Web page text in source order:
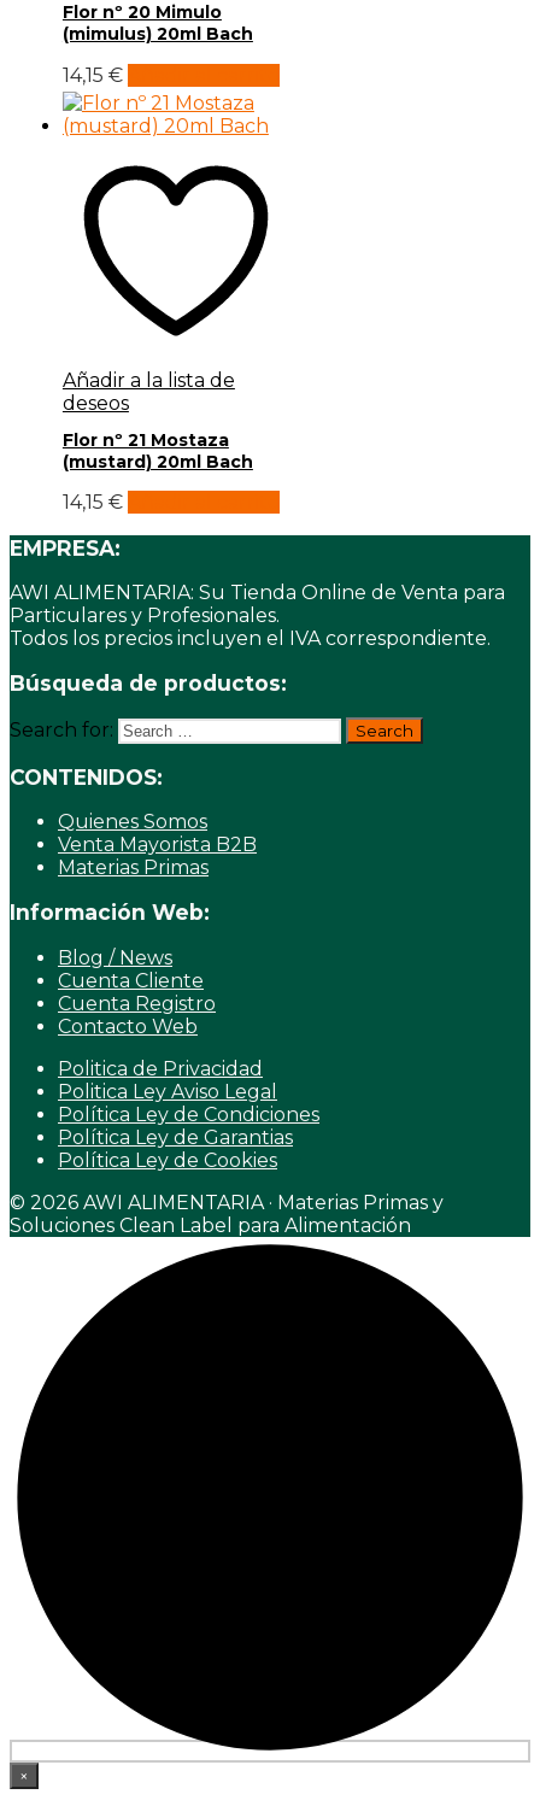
Flor nº 20 Mimulo
(mimulus) 20ml Bach
14,15 €
Añadir a la lista de
deseos
Flor nº 21 Mostaza
(mustard) 20ml Bach
14,15 €
EMPRESA:
AWI ALIMENTARIA: Su Tienda Online de Venta para
Particulares y Profesionales.
Todos los precios incluyen el IVA correspondiente.
Búsqueda de productos:
Search for:
CONTENIDOS:
Quienes Somos
Venta Mayorista B2B
Materias Primas
Información Web:
Blog / News
Cuenta Cliente
Cuenta Registro
Contacto Web
Politica de Privacidad
Politica Ley Aviso Legal
Política Ley de Condiciones
Política Ley de Garantias
Política Ley de Cookies
© 2026 AWI ALIMENTARIA · Materias Primas y
Soluciones Clean Label para Alimentación
×